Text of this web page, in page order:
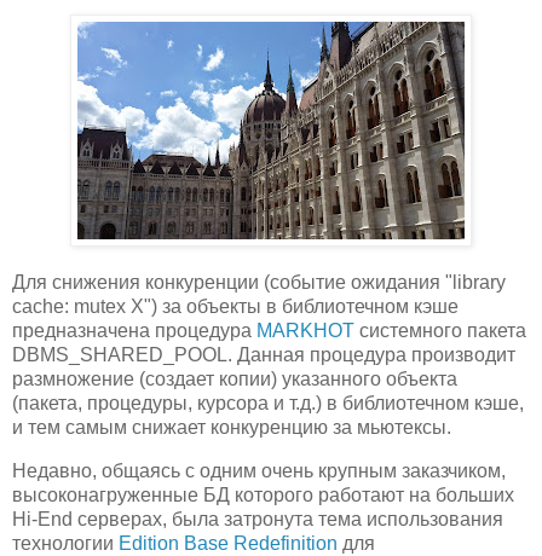
Для снижения конкуренции (событие ожидания "library
cache: mutex X") за объекты в библиотечном кэше
предназначена процедура MARKHOT системного пакета
DBMS_SHARED_POOL. Данная процедура производит
размножение (создает копии) указанного объекта
(пакета, процедуры, курсора и т.д.) в библиотечном кэше,
и тем самым снижает конкуренцию за мьютексы.
Недавно, общаясь с одним очень крупным заказчиком,
высоконагруженные БД которого работают на больших
Hi-End серверах, была затронута тема использования
технологии Edition Base Redefinition для